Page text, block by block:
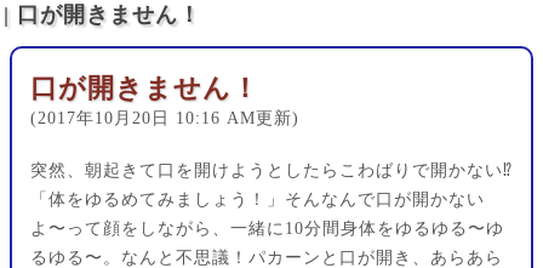
| 口が開きません！
口が開きません！
(2017年10月20日 10:16 AM更新)
突然、朝起きて口を開けようとしたらこわばりで開かない⁉︎
「体をゆるめてみましょう！」そんなんで口が開かない
よ〜って顔をしながら、一緒に10分間身体をゆるゆる〜ゆ
るゆる〜。なんと不思議！パカーンと口が開き、あらあら